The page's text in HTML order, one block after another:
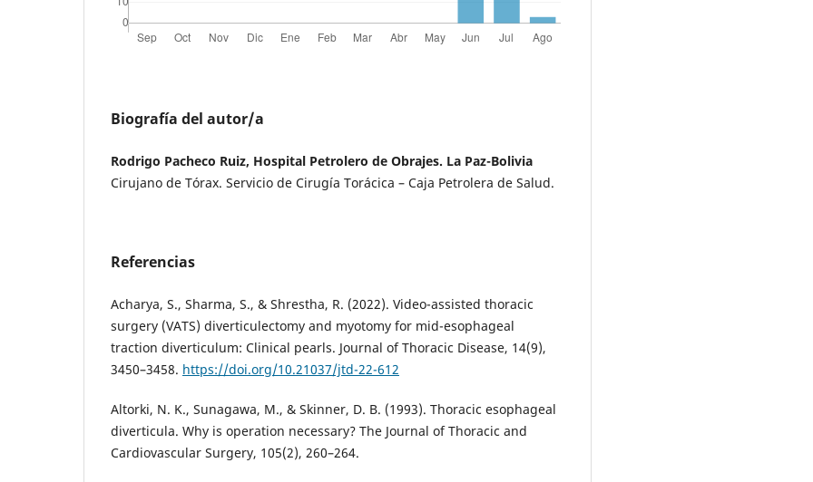
Biografía del autor/a
Rodrigo Pacheco Ruiz, Hospital Petrolero de Obrajes. La Paz-Bolivia
Cirujano de Tórax. Servicio de Cirugía Torácica – Caja Petrolera de Salud.
Referencias
Acharya, S., Sharma, S., & Shrestha, R. (2022). Video-assisted thoracic
surgery (VATS) diverticulectomy and myotomy for mid-esophageal
traction diverticulum: Clinical pearls. Journal of Thoracic Disease, 14(9),
3450–3458. https://doi.org/10.21037/jtd-22-612
Altorki, N. K., Sunagawa, M., & Skinner, D. B. (1993). Thoracic esophageal
diverticula. Why is operation necessary? The Journal of Thoracic and
Cardiovascular Surgery, 105(2), 260–264.